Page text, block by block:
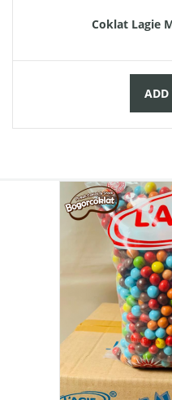
Coklat Lagie
ADD